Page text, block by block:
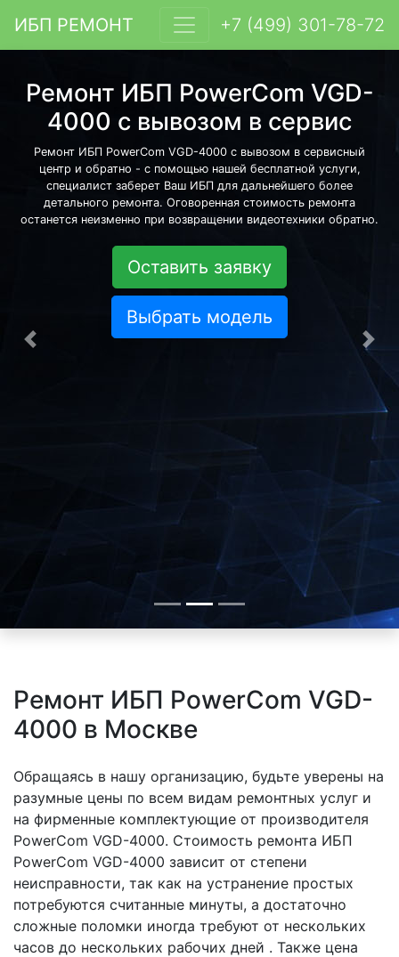
ИБП РЕМОНТ +7 (499) 301-78-72
Ремонт ИБП PowerCom VGD-
4000 с вывозом в сервис
Ремонт ИБП PowerCom VGD-4000 с вывозом в сервисный
центр и обратно - с помощью нашей бесплатной услуги,
специалист заберет Ваш ИБП для дальнейшего более
детального ремонта. Оговоренная стоимость ремонта
останется неизменно при возвращении видеотехники обратно.
Оставить заявку
Выбрать модель
Предыдущая
Ремонт ИБП PowerCom VGD-
4000 в Москве
Обращаясь в нашу организацию, будьте уверены на
разумные цены по всем видам ремонтных услуг и
на фирменные комплектующие от производителя
PowerCom VGD-4000. Стоимость ремонта ИБП
PowerCom VGD-4000 зависит от степени
неисправности, так как на устранение простых
потребуются считанные минуты, а достаточно
сложные поломки иногда требуют от нескольких
часов до нескольких рабочих дней . Также цена